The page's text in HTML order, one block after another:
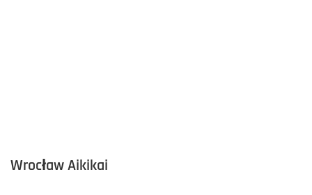
Wrocław Aikikai